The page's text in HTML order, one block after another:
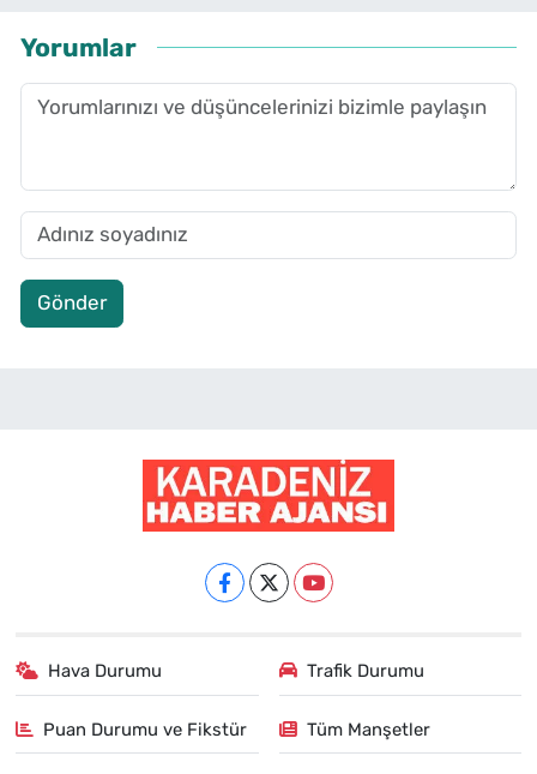
Yorumlar
Gönder
Hava Durumu Trafik Durumu
Puan Durumu ve Fikstür Tüm Manşetler